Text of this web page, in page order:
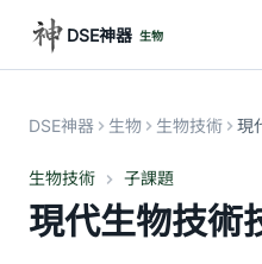
DSE神器 生物
DSE神器 生物 生物技術 現
生物技術 子課題
現代生物技術